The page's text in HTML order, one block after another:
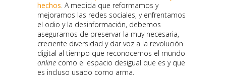
hechos . A medida que reformamos y
mejoramos las redes sociales, y enfrentamos
el odio y la desinformación, debemos
asegurarnos de preservar la muy necesaria,
creciente diversidad y dar voz a la revolución
digital al tiempo que reconocemos el mundo
online como el espacio desigual que es y que
es incluso usado como arma.